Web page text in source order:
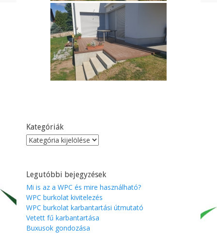
Kategóriák
Kategóriák
Legutóbbi bejegyzések
Mi is az a WPC és mire használható?
WPC burkolat kivitelezés
WPC burkolat karbantartási útmutató
Vetett fű karbantartása
Buxusok gondozása